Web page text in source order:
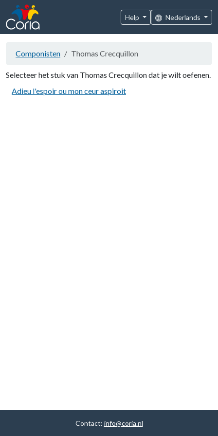
Help Nederlands
Componisten Thomas Crecquillon
Selecteer het stuk van Thomas Crecquillon dat je wilt oefenen.
Adieu l'espoir ou mon ceur aspiroit
Contact: info@coria.nl